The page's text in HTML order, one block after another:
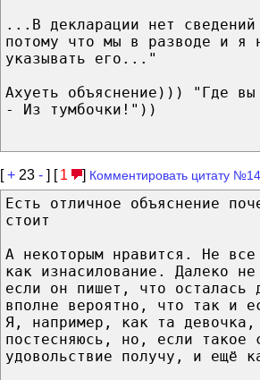
...В декларации нет
потому что мы в разводе и я
указывать его..."
Ахуеть объяснение))) "Где вы
- Из тумбочки!"))
[+ 23 - ] [ 1 ] Комментировать цитату
Есть отличное объяснение
стоит
А некоторым нравится. Не все
как изнасилование. Далеко
если он пишет, что осталась
вполне вероятно, что так и
Я, например, как та девочка,
постесняюсь, но, если такое
удовольствие получу, и ещё